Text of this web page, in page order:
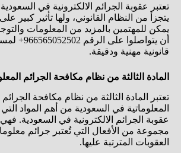
تعتبر عقوبة الجرائم الالكترونية في
يتجزأ من النظام القانوني، ولها تأثير كبير
يمكن للمهتمين بالمزيد من المعلومات
أن يتواصلوا على الرقم
قانونية مهنية ودقيقة.
المادة الثالثة من نظام مكافحة الجرائم
تعتبر المادة الثالثة من نظام مكافحة الجرائم
المعلوماتية في السعودية من أهم المواد
عقوبة الجرائم الالكترونية في السعودية. فهي
مجموعة من الأفعال التي تُعتبر جرائم
العقوبات المترتبة عليها.